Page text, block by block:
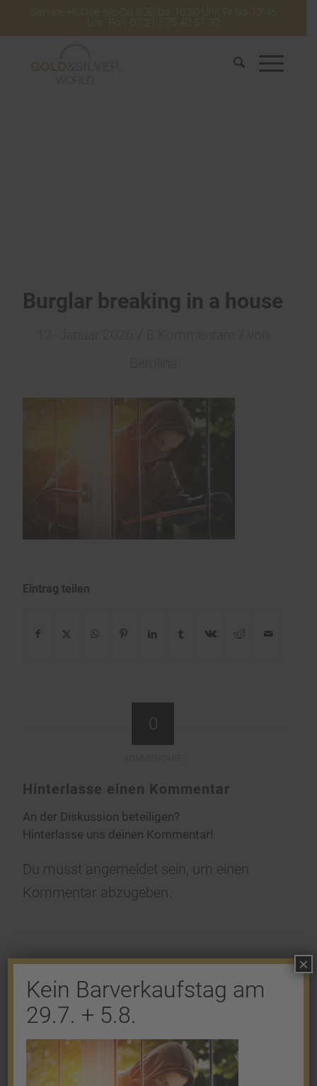
Service-Hotline Mo-Do 8:30 bis 16:30 Uhr. Fr bis 13:45
Uhr. Fon: 07 21 / 75 40 51 30
Burglar breaking in a house
Eintrag teilen
0
Hinterlasse einen Kommentar
An der Diskussion beteiligen?
Hinterlasse uns deinen Kommentar!
Du musst angemeldet sein, um einen
Kommentar abzugeben.
Shop
Granalien
Kein Barverkaufstag am
29.7. + 5.8.
×